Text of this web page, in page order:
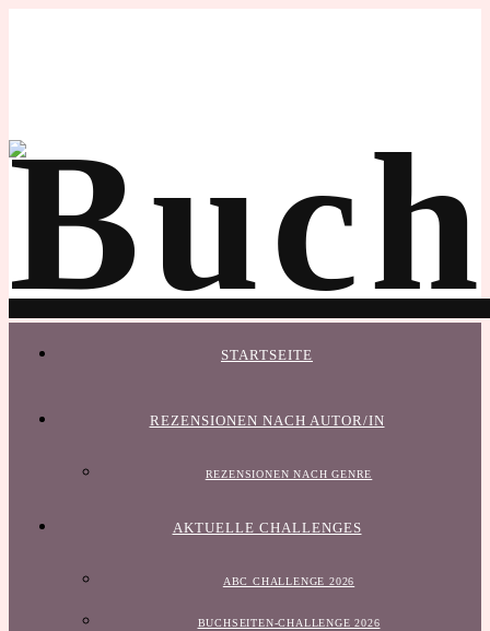
STARTSEITE
REZENSIONEN NACH AUTOR/IN
REZENSIONEN NACH GENRE
AKTUELLE CHALLENGES
ABC CHALLENGE 2026
BUCHSEITEN-CHALLENGE 2026